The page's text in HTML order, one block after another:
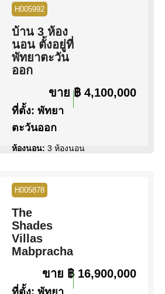
ห้องน้ำ:2 ห้องน้ำ
พื้นที่:155 ตร.ม.
ขนาดที่ดิน:66 ตร.ว.
สระว่ายน้ำ:สระว่ายน้ำ ส่วน
กลาง
วิว:วิวสวน
ดูข้อมูล ติดต่อ
H005992
บ้าน 3 ห้อง
นอน ตั้งอยู่ที่
พัทยาตะวัน
ออก
ขาย ฿ 4,100,000
ที่ตั้ง: พัทยา
ตะวันออก
ห้องนอน: 3 ห้องนอน
ขนาดที่ดิน:
สระว่ายน้ำ:
สิทธิการครอบครอง:
วิว:วิวสวน
ดูข้อมูล
H005878
The
Shades
Villas
Mabprachan
ขาย ฿ 16,900,000
ที่ตั้ง: พัทยา